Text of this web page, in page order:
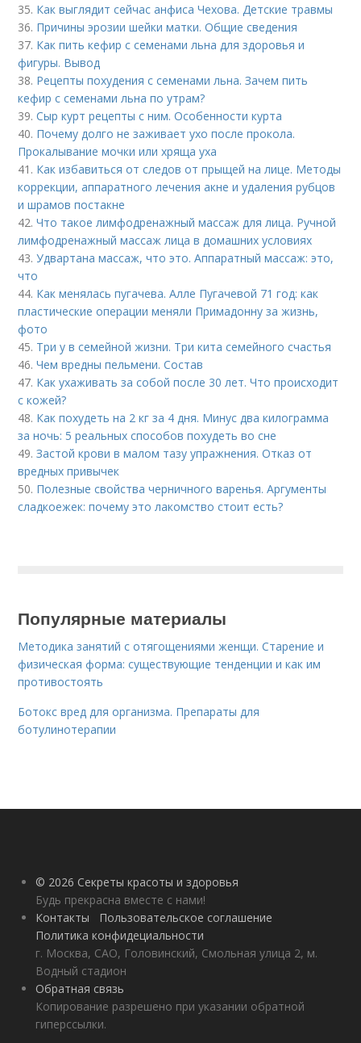
35. Как выглядит сейчас анфиса Чехова. Детские травмы
36. Причины эрозии шейки матки. Общие сведения
37. Как пить кефир с семенами льна для здоровья и
фигуры. Вывод
38. Рецепты похудения с семенами льна. Зачем пить
кефир с семенами льна по утрам?
39.Сыр курт рецепты с ним. Особенности курта
40. Почему долго не заживает ухо после прокола.
Прокалывание мочки или хряща уха
41. Как избавиться от следов от прыщей на лице. Методы
коррекции, аппаратного лечения акне и удаления рубцов
и шрамов постакне
42.Что такое лимфодренажный массаж для лица. Ручной
лимфодренажный массаж лица в домашних условиях
43.Удвартана массаж, что это. Аппаратный массаж: это,
что
44. Как менялась пугачева. Алле Пугачевой 71 год: как
пластические операции меняли Примадонну за жизнь,
фото
45. Три у в семейной жизни. Три кита семейного счастья
46.Чем вредны пельмени. Состав
47. Как ухаживать за собой после 30 лет. Что происходит
с кожей?
48. Как похудеть на 2 кг за 4 дня. Минус два килограмма
за ночь: 5 реальных способов похудеть во сне
49.Застой крови в малом тазу упражнения. Отказ от
вредных привычек
50. Полезные свойства черничного варенья. Аргументы
сладкоежек: почему это лакомство стоит есть?
Популярные материалы
Методика занятий с отягощениями женщи. Старение и
физическая форма: существующие тенденции и как им
противостоять
Ботокс вред для организма. Препараты для
ботулинотерапии
© 2026 Секреты красоты и здоровья
Будь прекрасна вместе с нами!
Контакты
Пользовательское соглашение
Политика конфидециальности
г. Москва, САО, Головинский, Смольная улица 2, м.
Водный стадион
Обратная связь
Копирование разрешено при указании обратной
гиперссылки.